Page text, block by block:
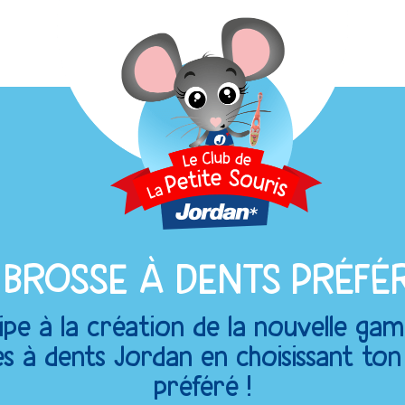
À DENTS
à la création de la nouvelle
à dents Jordan en choisissant
préféré !